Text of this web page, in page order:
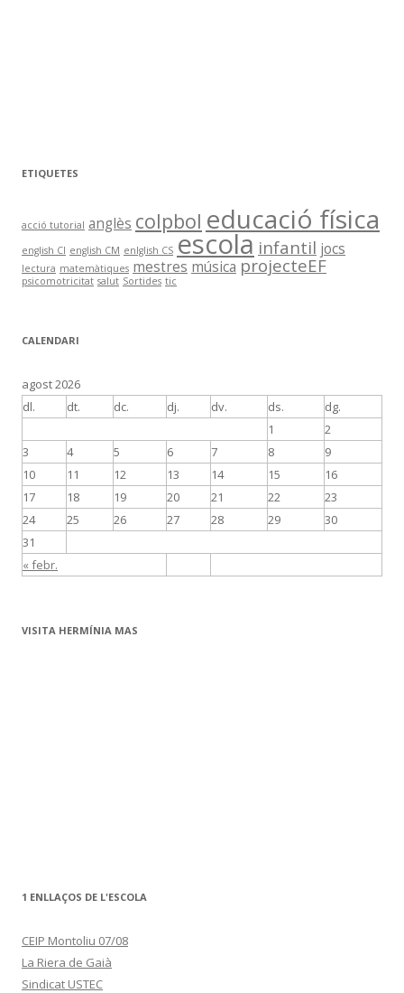
ETIQUETES
acció tutorial anglès colpbol educació física
english CI english CM enlglish CS escola infantil jocs
lectura matemàtiques mestres música projecteEF
psicomotricitat salut Sortides tic
CALENDARI
agost 2026
dl.
dt. dc. dj. dv. ds. dg.
« febr.
1
2
3
4 5 6 7 8
9
10
11 12 13 14 15
16
17
18 19 20 21 22
23
24
25 26 27 28 29
30
31
VISITA HERMÍNIA MAS
1 ENLLAÇOS DE L'ESCOLA
CEIP Montoliu 07/08
La Riera de Gaià
Sindicat USTEC